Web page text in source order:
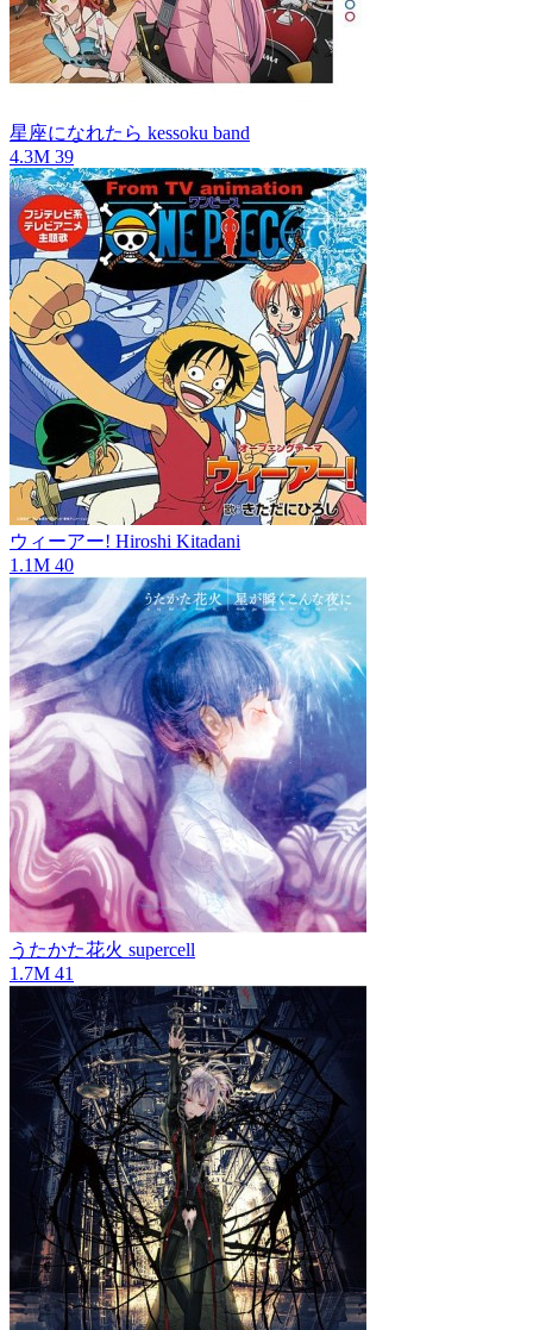
星座になれたら kessoku band
4.3M 39
ウィーアー! Hiroshi Kitadani
1.1M 40
うたかた花火 supercell
1.7M 41